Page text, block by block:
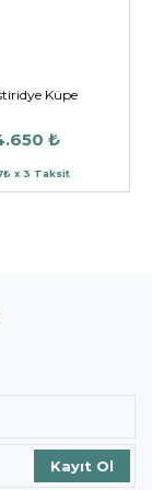
Küpe
₺
x 3 Taksit